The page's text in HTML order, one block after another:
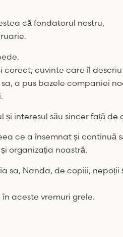
că fondatorul nostru,
corect; cuvinte care îl
a pus bazele companiei
interesul său sincer față de
ce a însemnat și continuă
organizația noastră.
sa, Nanda, de copiii, nepoții
aceste vremuri grele.